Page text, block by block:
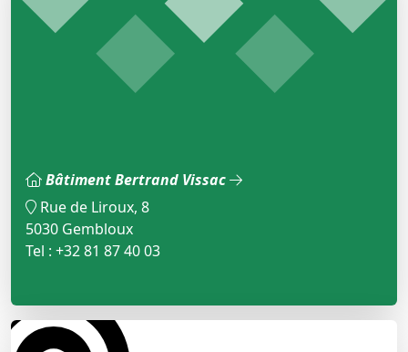
Bâtiment Bertrand Vissac
Rue de Liroux, 8
5030 Gembloux
Tel : +32 81 87 40 03